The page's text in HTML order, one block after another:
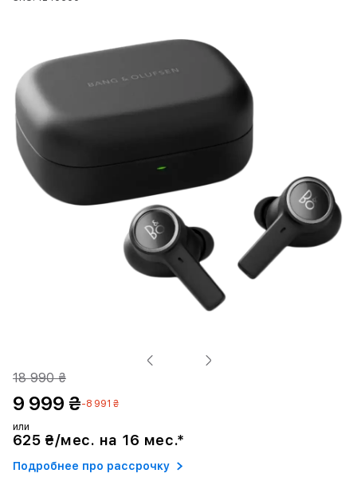
18 990 ₴
9 999 ₴-8 991 ₴
или
625 ₴/мес. на 16 мес.*
Подробнее про рассрочку